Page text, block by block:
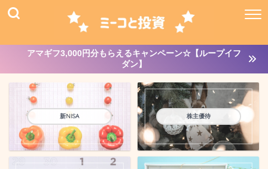
アマギフ3,000円分もらえるキャンペーン☆【ループイフ
ダン】
新NISA 株主優待